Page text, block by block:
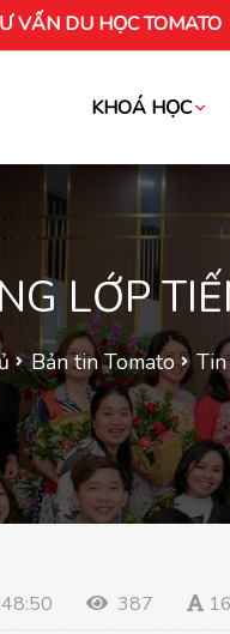
VẤN DU HỌC TOMATO
KHOÁ HỌC
LỚP
Bản tin Tomato
387 16